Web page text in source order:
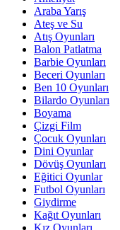
Araba Yarış
Ateş ve Su
Atış Oyunları
Balon Patlatma
Barbie Oyunları
Beceri Oyunları
Ben 10 Oyunları
Bilardo Oyunları
Boyama
Çizgi Film
Çocuk Oyunları
Dini Oyunlar
Dövüş Oyunları
Eğitici Oyunlar
Futbol Oyunları
Giydirme
Kağıt Oyunları
Kız Oyunları